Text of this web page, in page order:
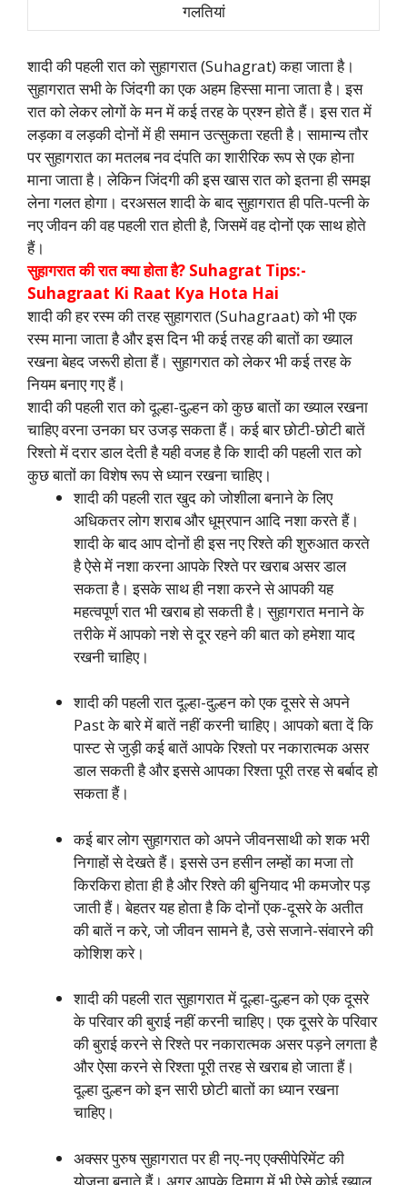
गलतियां
शादी की पहली रात को सुहागरात (Suhagrat) कहा जाता है।
सुहागरात सभी के जिंदगी का एक अहम हिस्सा माना जाता है। इस
रात को लेकर लोगों के मन में कई तरह के प्रश्न होते हैं। इस रात में
लड़का व लड़की दोनों में ही समान उत्सुकता रहती है। सामान्य तौर
पर सुहागरात का मतलब नव दंपति का शारीरिक रूप से एक होना
माना जाता है। लेकिन जिंदगी की इस खास रात को इतना ही समझ
लेना गलत होगा। दरअसल शादी के बाद सुहागरात ही पति-पत्नी के
नए जीवन की वह पहली रात होती है, जिसमें वह दोनों एक साथ होते
हैं।
सुहागरात की रात क्या होता है? Suhagrat Tips:-
Suhagraat Ki Raat Kya Hota Hai
शादी की हर रस्म की तरह सुहागरात (Suhagraat) को भी एक
रस्म माना जाता है और इस दिन भी कई तरह की बातों का ख्याल
रखना बेहद जरूरी होता हैं। सुहागरात को लेकर भी कई तरह के
नियम बनाए गए हैं।
शादी की पहली रात को दूल्हा-दुल्हन को कुछ बातों का ख्याल रखना
चाहिए वरना उनका घर उजड़ सकता हैं। कई बार छोटी-छोटी बातें
रिश्तो में दरार डाल देती है यही वजह है कि शादी की पहली रात को
कुछ बातों का विशेष रूप से ध्यान रखना चाहिए।
शादी की पहली रात खुद को जोशीला बनाने के लिए
अधिकतर लोग शराब और धूम्रपान आदि नशा करते हैं।
शादी के बाद आप दोनों ही इस नए रिश्ते की शुरुआत करते
है ऐसे में नशा करना आपके रिश्ते पर खराब असर डाल
सकता है। इसके साथ ही नशा करने से आपकी यह
महत्वपूर्ण रात भी खराब हो सकती है। सुहागरात मनाने के
तरीके में आपको नशे से दूर रहने की बात को हमेशा याद
रखनी चाहिए।
शादी की पहली रात दूल्हा-दुल्हन को एक दूसरे से अपने
Past के बारे में बातें नहीं करनी चाहिए। आपको बता दें कि
पास्ट से जुड़ी कई बातें आपके रिश्तो पर नकारात्मक असर
डाल सकती है और इससे आपका रिश्ता पूरी तरह से बर्बाद हो
सकता हैं।
कई बार लोग सुहागरात को अपने जीवनसाथी को शक भरी
निगाहों से देखते हैं। इससे उन हसीन लम्हों का मजा तो
किरकिरा होता ही है और रिश्ते की बुनियाद भी कमजोर पड़
जाती हैं। बेहतर यह होता है कि दोनों एक-दूसरे के अतीत
की बातें न करे, जो जीवन सामने है, उसे सजाने-संवारने की
कोश‍िश करे।
शादी की पहली रात सुहागरात में दूल्हा-दुल्हन को एक दूसरे
के परिवार की बुराई नहीं करनी चाहिए। एक दूसरे के परिवार
की बुराई करने से रिश्ते पर नकारात्मक असर पड़ने लगता है
और ऐसा करने से रिश्ता पूरी तरह से खराब हो जाता हैं।
दूल्हा दुल्हन को इन सारी छोटी बातों का ध्यान रखना
चाहिए।
अक्सर पुरुष सुहागरात पर ही नए-नए एक्सीपेरिमेंट की
योजना बनाते हैं। अगर आपके दिमाग में भी ऐसे कोई ख्याल